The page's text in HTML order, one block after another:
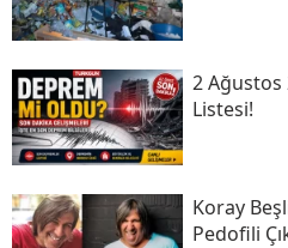
2 Ağustos
Listesi!
Koray
Pedofili